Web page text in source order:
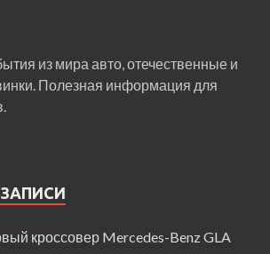
из мира авто, отечественные и
Полезная информация для
кроссовер Mercedes-Benz GLA